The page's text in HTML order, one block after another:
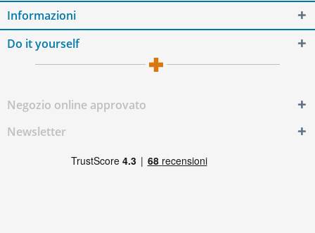
Informazioni
Do it yourself
Negozio online approvato
Newsletter